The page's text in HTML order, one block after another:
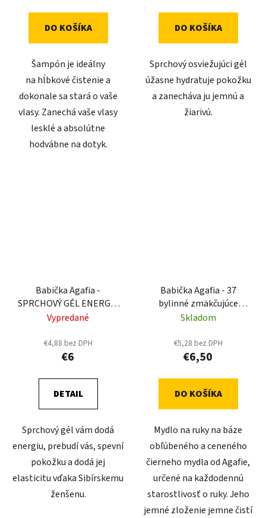
DO KOŠÍKA
Šampón je ideálny
na hĺbkové čistenie a
dokonale sa stará o vaše
vlasy. Zanechá vaše vlasy
lesklé a absolútne
hodvábne na dotyk.
DO KOŠÍKA
Sprchový osviežujúci gél
úžasne hydratuje pokožku
a zanecháva ju jemnú a
žiarivú.
Babička Agafia -
SPRCHOVÝ GÉL ENERGIA
A TÓN 260ml
Vypredané
€4,88 bez DPH
€6
DETAIL
Sprchový gél vám dodá
energiu, prebudí vás, spevní
pokožku a dodá jej
elasticitu vďaka Sibírskemu
ženšenu.
Babička Agafia - 37
bylinné zmäkčujúce
čierne tekuté mydlo na
Skladom
€5,28 bez DPH
€6,50
DO KOŠÍKA
Mydlo na ruky na báze
obľúbeného a ceneného
čierneho mydla od Agafie,
určené na každodennú
starostlivosť o ruky. Jeho
jemné zloženie jemne čistí